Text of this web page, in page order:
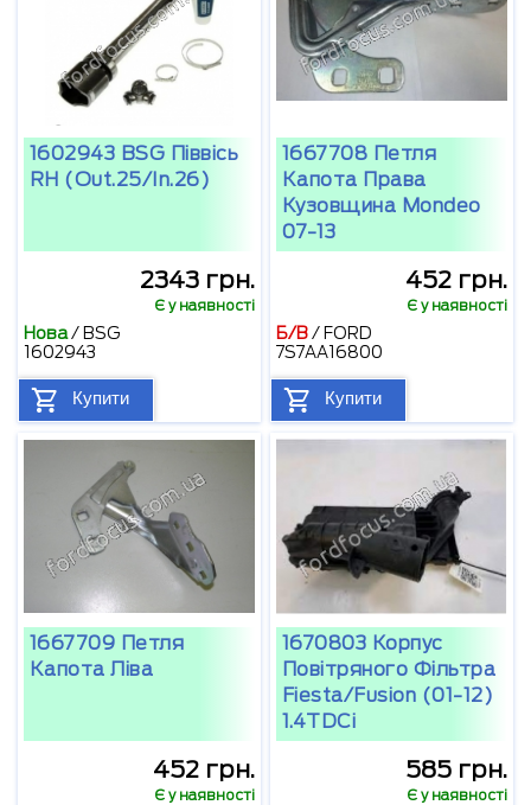
1602943 BSG Піввісь
RH (Out.25/In.26)
2343 грн.
Є у наявності
Нова/ BSG
1602943
Купити
1667708 Петля
Капота Права
Кузовщина Mondeo
07-13
452 грн.
Є у наявності
Б/В/ FORD
7S7AA16800
Купити
1667709 Петля
Капота Ліва
452 грн.
Є у наявності
1670803 Корпус
Повітряного Фільтра
Fiesta/Fusion (01-12)
1.4TDCi
585 грн.
Є у наявності